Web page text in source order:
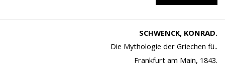
SCHWENCK, KONRAD.
Die Mythologie der Griechen fü..
Frankfurt am Main, 1843.